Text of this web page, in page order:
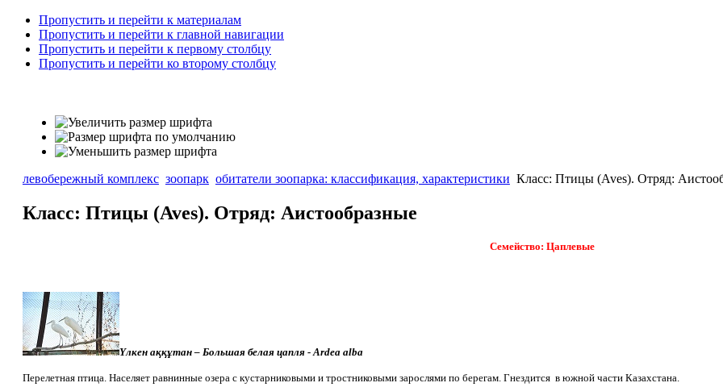
Пропустить и перейти к материалам
Пропустить и перейти к главной навигации
Пропустить и перейти к первому столбцу
Пропустить и перейти ко второму столбцу
левобережный комплекс зоопарк обитатели зоопарка: классификация, характеристики Класс: Птицы (Aves). Отряд:
Класс: Птицы (Aves). Отряд: Аистообразные
Семейство: Цаплевые
Үлкен аққұтан – Большая белая цапля -Ardea alba
Перелетная птица. Населяет равнинные озера с кустарниковыми и тростниковыми зарослями по берегам. Гнездится в южной части Казахстана.